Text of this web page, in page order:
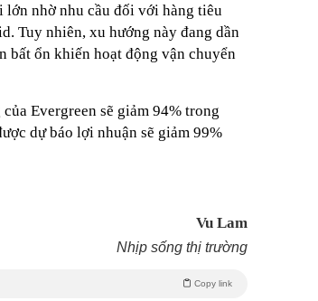
lớn nhờ nhu cầu đối với hàng tiêu
Tuy nhiên, xu hướng này đang dần
bất ổn khiến hoạt động vận chuyển
Evergreen sẽ giảm 94% trong
dự báo lợi nhuận sẽ giảm 99%
Vu Lam
Nhịp sống thị trường
Copy link